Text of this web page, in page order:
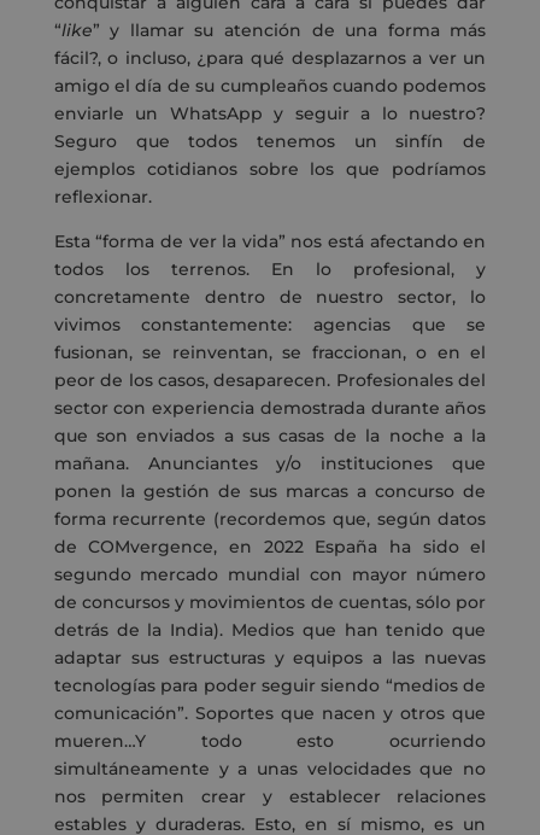
“like” y llamar su atención de una forma más
fácil?, o incluso, ¿para qué desplazarnos a ver un
amigo el día de su cumpleaños cuando podemos
enviarle un WhatsApp y seguir a lo nuestro?
Seguro que todos tenemos un sinfín de
ejemplos cotidianos sobre los que podríamos
reflexionar.
Esta “forma de ver la vida” nos está afectando en
todos los terrenos. En lo profesional, y
concretamente dentro de nuestro sector, lo
vivimos constantemente: agencias que se
fusionan, se reinventan, se fraccionan, o en el
peor de los casos, desaparecen. Profesionales del
sector con experiencia demostrada durante años
que son enviados a sus casas de la noche a la
mañana. Anunciantes y/o instituciones que
ponen la gestión de sus marcas a concurso de
forma recurrente (recordemos que, según datos
de COMvergence, en 2022 España ha sido el
segundo mercado mundial con mayor número
de concursos y movimientos de cuentas, sólo por
detrás de la India). Medios que han tenido que
adaptar sus estructuras y equipos a las nuevas
tecnologías para poder seguir siendo “medios de
comunicación”. Soportes que nacen y otros que
mueren…Y todo esto ocurriendo
simultáneamente y a unas velocidades que no
nos permiten crear y establecer relaciones
estables y duraderas. Esto, en sí mismo, es un